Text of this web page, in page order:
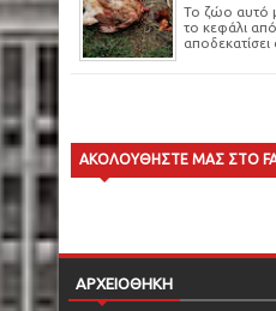
Το ζώο αυτό
το κεφάλι
αποδεκατίσει
ΑΚΟΛΟΥΘΗΣΤΕ ΜΑΣ ΣΤΟ
ΑΡΧΕΙΟΘΗΚΗ